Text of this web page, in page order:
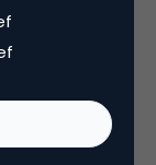
ook al
niet zo